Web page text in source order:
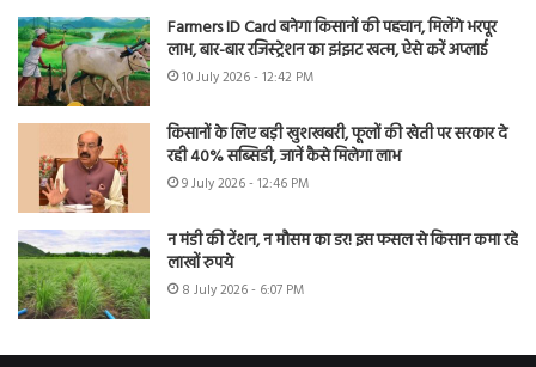
Farmers ID Card बनेगा किसानों की पहचान, मिलेंगे भरपूर
लाभ, बार-बार रजिस्ट्रेशन का झंझट खत्म, ऐसे करें अप्लाई
10 July 2026 - 12:42 PM
किसानों के लिए बड़ी खुशखबरी, फूलों की खेती पर सरकार दे
रही 40% सब्सिडी, जानें कैसे मिलेगा लाभ
9 July 2026 - 12:46 PM
न मंडी की टेंशन, न मौसम का डर! इस फसल से किसान कमा रहे
लाखों रुपये
8 July 2026 - 6:07 PM